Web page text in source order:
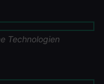
Technologien